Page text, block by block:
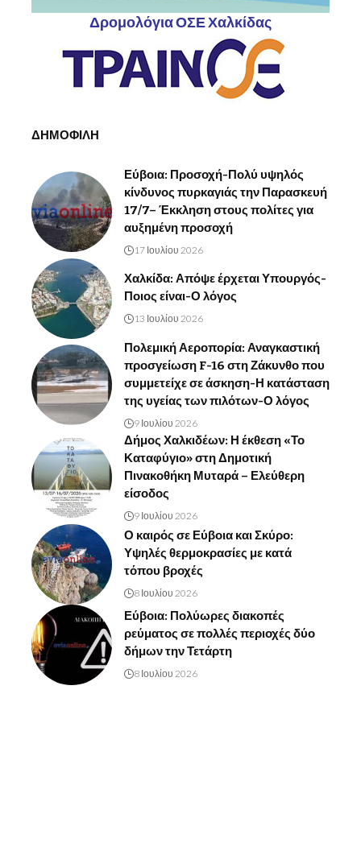
Δρομολόγια ΟΣΕ Χαλκίδας
ΔΗΜΟΦΙΛΗ
Εύβοια: Προσοχή-Πολύ υψηλός
κίνδυνος πυρκαγιάς την Παρασκευή
17/7– Έκκληση στους πολίτες για
αυξημένη προσοχή
17 Ιουλίου 2026
Χαλκίδα: Απόψε έρχεται Υπουργός-
Ποιος είναι-Ο λόγος
13 Ιουλίου 2026
Πολεμική Αεροπορία: Αναγκαστική
προσγείωση F-16 στη Ζάκυνθο που
συμμετείχε σε άσκηση-Η κατάσταση
της υγείας των πιλότων-Ο λόγος
9 Ιουλίου 2026
Δήμος Χαλκιδέων: Η έκθεση «Το
Καταφύγιο» στη Δημοτική
Πινακοθήκη Μυταρά – Ελεύθερη
είσοδος
9 Ιουλίου 2026
Ο καιρός σε Εύβοια και Σκύρο:
Υψηλές θερμοκρασίες με κατά
τόπου βροχές
8 Ιουλίου 2026
Εύβοια: Πολύωρες διακοπές
ρεύματος σε πολλές περιοχές δύο
δήμων την Τετάρτη
8 Ιουλίου 2026